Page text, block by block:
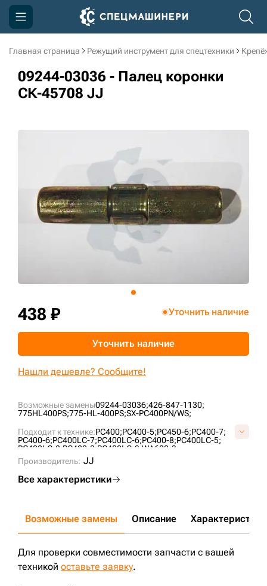
Главная страница Режущий инструмент для спецтехники
09244-03036 - Палец коронки
СК-45708 JJ
Возможные замены09244-03036;426-847-1130;
775HL400PS;775-HL-400PS;SX-PC400PN/WS;
Подходит к технике:PC400;PC400-5;PC450-6;PC400-7;
PC400-6;PC400LC-7;PC400LC-6;PC400-8;PC400LC-5;
PC400LC-8;PC400-3;PC400LC-3;WA600-3;
Производитель: JJ
Все характеристики
438 ₽ Уточнить наличие
Уточнить наличие
Нашли дешевле? Сообщите!
Возможные замены Описание Характеристики
Для проверки совместимости запчасти с вашей
техникой оставьте заявку.
Компания
Акции
Информация
3D тур по производству
3D тур по складам
+7 (499) 394-50-93